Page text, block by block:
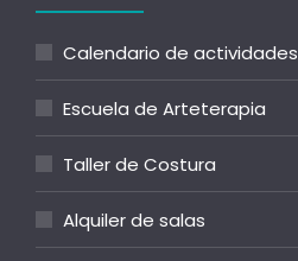
Calendario de actividades
Escuela de Arteterapia
Taller de Costura
Alquiler de salas